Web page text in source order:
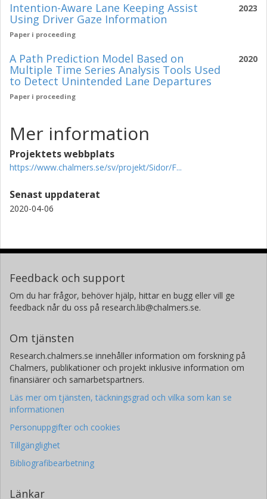
2023
Intention-Aware Lane Keeping Assist
Using Driver Gaze Information
Paper i proceeding
2020
A Path Prediction Model Based on
Multiple Time Series Analysis Tools Used
to Detect Unintended Lane Departures
Paper i proceeding
Mer information
Projektets webbplats
https://www.chalmers.se/sv/projekt/Sidor/F...
Senast uppdaterat
2020-04-06
Feedback och support
Om du har frågor, behöver hjälp, hittar en bugg eller vill ge
feedback når du oss på research.lib@chalmers.se.
Om tjänsten
Research.chalmers.se innehåller information om forskning på
Chalmers, publikationer och projekt inklusive information om
finansiärer och samarbetspartners.
Läs mer om tjänsten, täckningsgrad och vilka som kan se
informationen
Personuppgifter och cookies
Tillgänglighet
Bibliografibearbetning
Länkar